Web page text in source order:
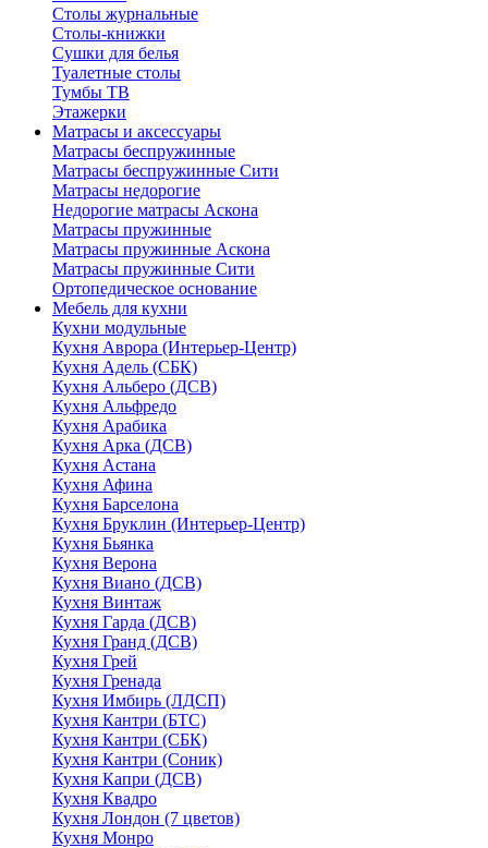
Столы журнальные
Столы-книжки
Сушки для белья
Туалетные столы
Тумбы ТВ
Этажерки
Матрасы и аксессуары
Матрасы беспружинные
Матрасы беспружинные Сити
Матрасы недорогие
Недорогие матрасы Аскона
Матрасы пружинные
Матрасы пружинные Аскона
Матрасы пружинные Сити
Ортопедическое основание
Мебель для кухни
Кухни модульные
Кухня Аврора (Интерьер-Центр)
Кухня Адель (СБК)
Кухня Альберо (ДСВ)
Кухня Альфредо
Кухня Арабика
Кухня Арка (ДСВ)
Кухня Астана
Кухня Афина
Кухня Барселона
Кухня Бруклин (Интерьер-Центр)
Кухня Бьянка
Кухня Верона
Кухня Виано (ДСВ)
Кухня Винтаж
Кухня Гарда (ДСВ)
Кухня Гранд (ДСВ)
Кухня Грей
Кухня Гренада
Кухня Имбирь (ЛДСП)
Кухня Кантри (БТС)
Кухня Кантри (СБК)
Кухня Кантри (Соник)
Кухня Капри (ДСВ)
Кухня Квадро
Кухня Лондон (7 цветов)
Кухня Монро